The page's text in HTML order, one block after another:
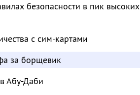
безопасности в пик высоких
с сим-картами
за борщевик
Абу-Даби